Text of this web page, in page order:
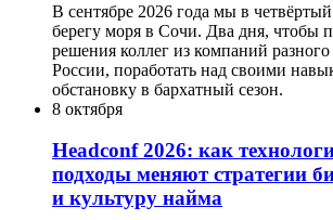
В сентябре 2026 года мы в
берегу моря в Сочи. Два дня, чтобы
решения коллег из компаний
России, поработать над своими
обстановку в бархатный сезон.
8 октября
Headсonf 2026: как
подходы меняют стратегии
и культуру найма